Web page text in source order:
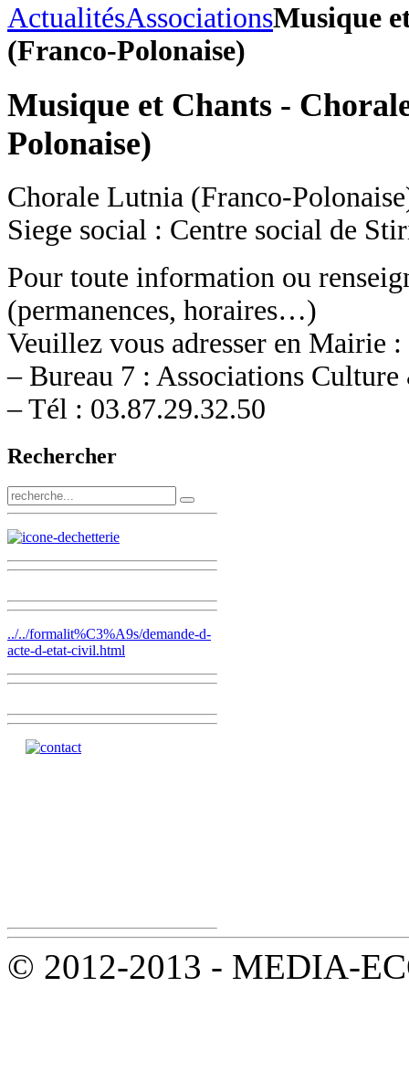
ActualitésAssociationsMusique
(Franco-Polonaise)
Musique et Chants -
Polonaise)
Chorale Lutnia (Franco-
Siege social : Centre social de
Pour toute information ou
(permanences, horaires…)
Veuillez vous adresser en Mairie :
– Bureau 7 : Associations
– Tél : 03.87.29.32.50
Rechercher
../../formalit%C3%A9s/demande-d-
acte-d-etat-civil.html
© 2012-2013 - MEDIA-